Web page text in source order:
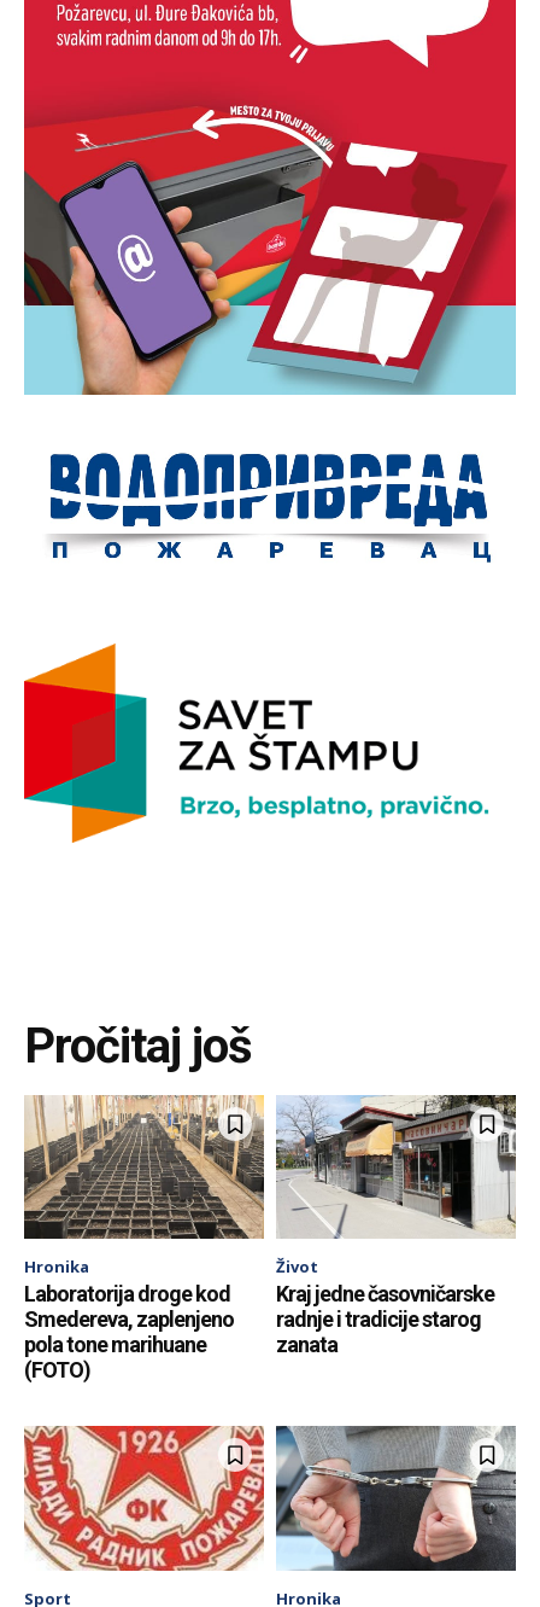
Pročitaj još
Hronika
Laboratorija droge kod
Smedereva, zaplenjeno
pola tone marihuane
(FOTO)
Život
Kraj jedne časovničarske
radnje i tradicije starog
zanata
Sport Hronika